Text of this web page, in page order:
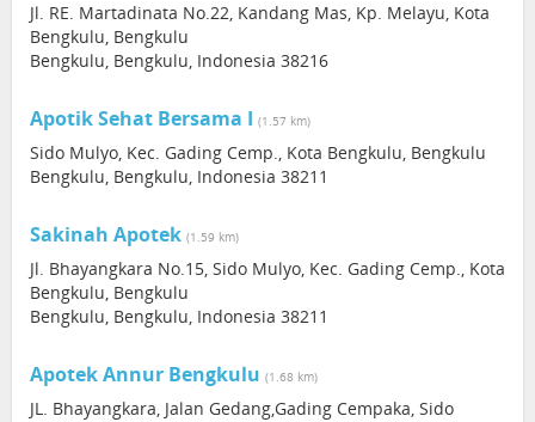
Jl. RE. Martadinata No.22, Kandang Mas, Kp. Melayu, Kota
Bengkulu, Bengkulu
Bengkulu, Bengkulu, Indonesia 38216
Apotik Sehat Bersama I (1.57 km)
Sido Mulyo, Kec. Gading Cemp., Kota Bengkulu, Bengkulu
Bengkulu, Bengkulu, Indonesia 38211
Sakinah Apotek (1.59 km)
Jl. Bhayangkara No.15, Sido Mulyo, Kec. Gading Cemp., Kota
Bengkulu, Bengkulu
Bengkulu, Bengkulu, Indonesia 38211
Apotek Annur Bengkulu (1.68 km)
JL. Bhayangkara, Jalan Gedang,Gading Cempaka, Sido